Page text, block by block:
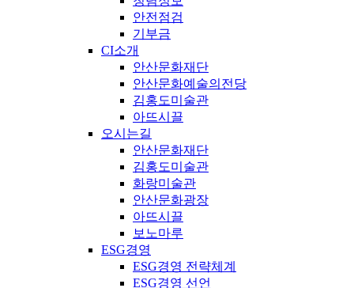
안전점검
기부금
CI소개
안산문화재단
안산문화예술의전당
김홍도미술관
아뜨시끌
오시는길
안산문화재단
김홍도미술관
화랑미술관
안산문화광장
아뜨시끌
보노마루
ESG경영
ESG경영 전략체계
ESG경영 선언